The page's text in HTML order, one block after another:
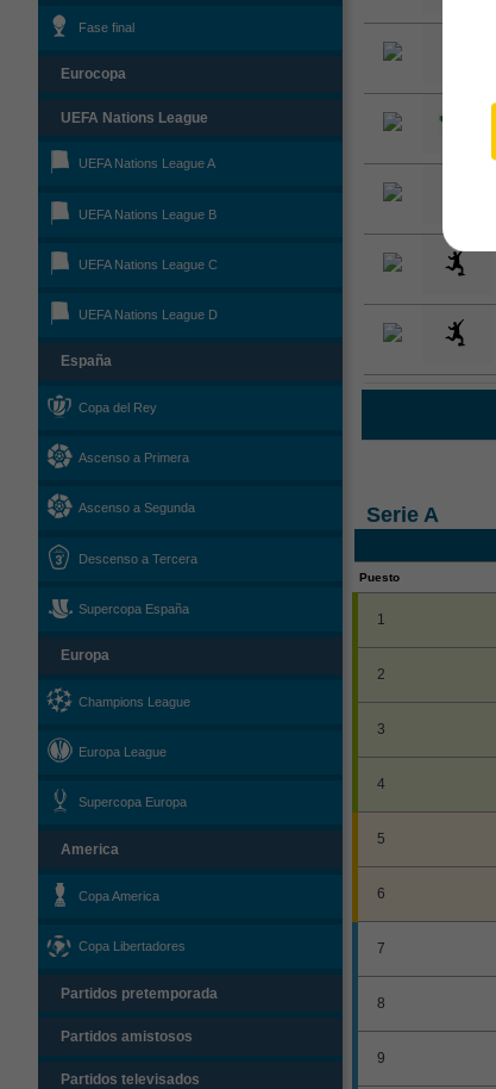
Fase final
Eurocopa
UEFA Nations League
UEFA Nations League A
UEFA Nations League B
UEFA Nations League C
UEFA Nations League D
España
Copa del Rey
Ascenso a Primera
Ascenso a Segunda
Descenso a Tercera
Supercopa España
Europa
Champions League
Europa League
Supercopa Europa
America
Copa America
Copa Libertadores
Partidos pretemporada
Partidos amistosos
Partidos televisados
Serie A
Puesto
1
2
3
4
5
6
7
8
9